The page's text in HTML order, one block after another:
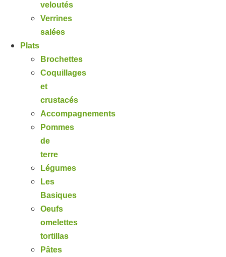
veloutés
Verrines
salées
Plats
Brochettes
Coquillages
et
crustacés
Accompagnements
Pommes
de
terre
Légumes
Les
Basiques
Oeufs
omelettes
tortillas
Pâtes